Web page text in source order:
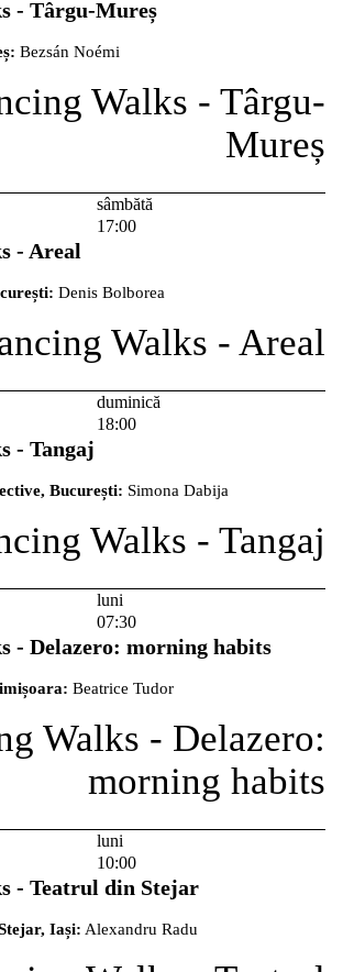
- Târgu-Mureș
Bezsán Noémi
sâmbătă
17:00
- Areal
Denis Bolborea
duminică
18:00
- Tangaj
București: Simona Dabija
luni
07:30
- Delazero: morning habits
Beatrice Tudor
luni
10:00
- Teatrul din Stejar
Iași: Alexandru Radu